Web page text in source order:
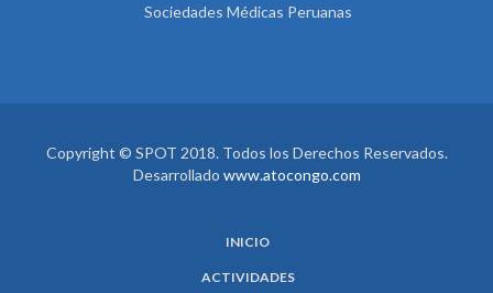
Sociedades Médicas Peruanas
Copyright © SPOT 2018. Todos los Derechos Reservados.
Desarrollado www.atocongo.com
INICIO
ACTIVIDADES